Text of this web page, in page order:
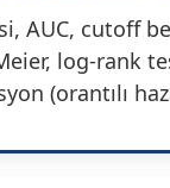
AUC, cutoff
log-rank
(orantılı